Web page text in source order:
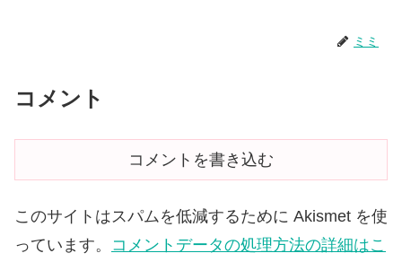
ミミ
コメント
コメントを書き込む
このサイトはスパムを低減するために Akismet を使
っています。 コメントデータの処理方法の詳細はこ